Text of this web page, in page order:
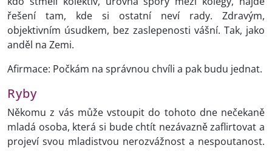
řešení tam, kde si ostatní neví rady. Zdravým,
objektivním úsudkem, bez zaslepenosti vášní. Tak, jako
anděl na Zemi.
Afirmace: Počkám na správnou chvíli a pak budu jednat.
Ryby
Někomu z vás může vstoupit do tohoto dne nečekaně
mladá osoba, která si bude chtít nezávazně zaflirtovat a
projeví svou mladistvou nerozvážnost a nespoutanost.